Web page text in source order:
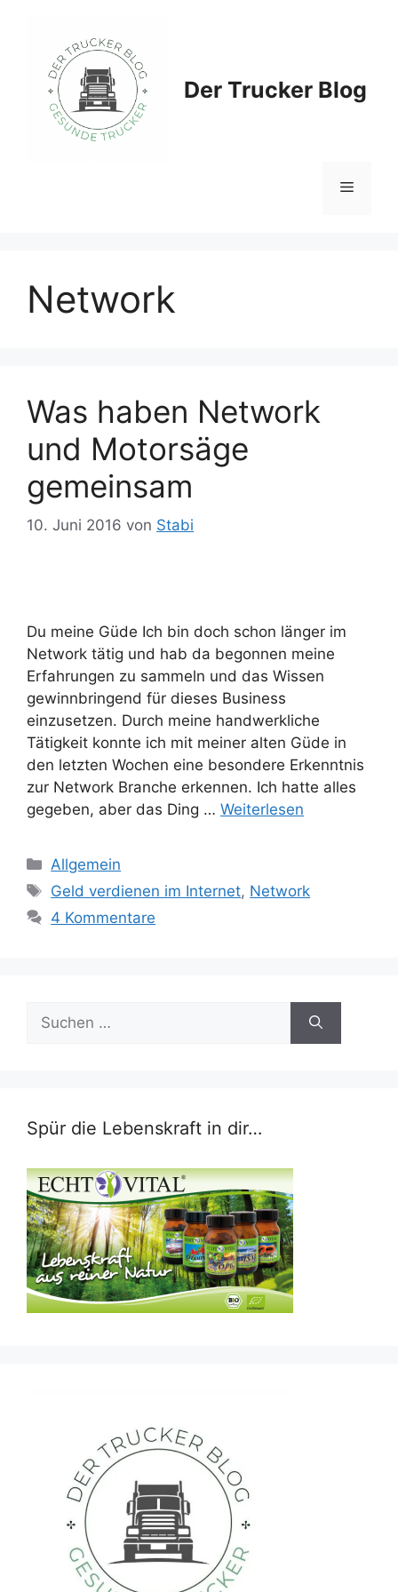
springen
Der Trucker Blog
Menü
Network
Was haben Network
und Motorsäge
gemeinsam
10. Juni 2016 von Stabi
Du meine Güde Ich bin doch schon länger im
Network tätig und hab da begonnen meine
Erfahrungen zu sammeln und das Wissen
gewinnbringend für dieses Business
einzusetzen. Durch meine handwerkliche
Tätigkeit konnte ich mit meiner alten Güde in
den letzten Wochen eine besondere Erkenntnis
zur Network Branche erkennen. Ich hatte alles
gegeben, aber das Ding … Weiterlesen
Kategorien
Allgemein
Schlagwörter
Geld verdienen im Internet, Network
4 Kommentare
Suchen
nach:
Spür die Lebenskraft in dir…